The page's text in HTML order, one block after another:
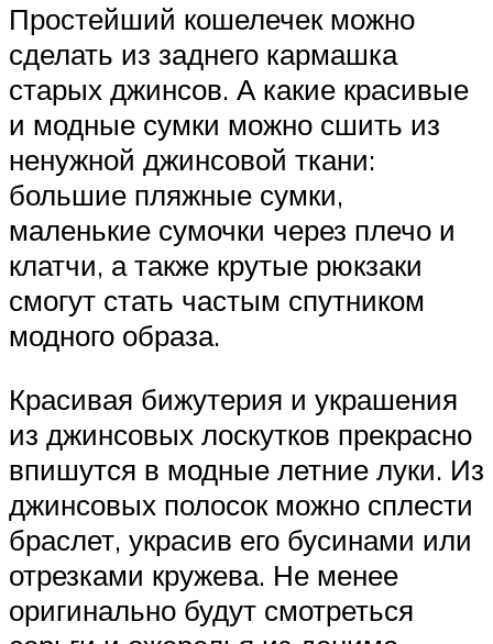
Простейший кошелечек можно
сделать из заднего кармашка
старых джинсов. А какие красивые
и модные сумки можно сшить из
ненужной джинсовой ткани:
большие пляжные сумки,
маленькие сумочки через плечо и
клатчи, а также крутые рюкзаки
смогут стать частым спутником
модного образа.
Красивая бижутерия и украшения
из джинсовых лоскутков прекрасно
впишутся в модные летние луки. Из
джинсовых полосок можно сплести
браслет, украсив его бусинами или
отрезками кружева. Не менее
оригинально будут смотреться